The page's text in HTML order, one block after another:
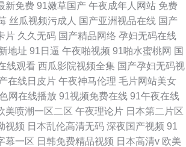
新免费 91嫩草国产 午夜成年人网站 免费
丝瓜视频污成人 国产亚洲视品在线 国产
片 久久无码 国产精品网络 孕妇无码在线
地址 91日逼 午夜啪视频 91啪水蜜桃网 国
线观看 西瓜影院视频全集 国产孕妇无码视
在线日皮片 午夜神马伦理 毛片网站美女
网在线播放 91视频免费在线 91午夜在线
美喷潮一区二区 午夜理论片 日本第二片区
视频 日本乱伦高清无码 深夜国产视频 91
幕一区 日韩免费精品视频 日本高清v 欧美